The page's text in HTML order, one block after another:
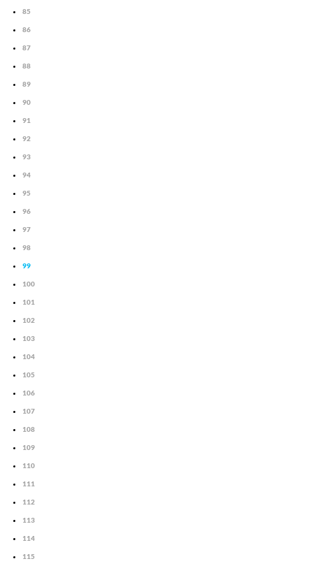
85
86
87
88
89
90
91
92
93
94
95
96
97
98
99
100
101
102
103
104
105
106
107
108
109
110
111
112
113
114
115